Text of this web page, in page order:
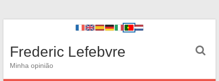
Frederic Lefebvre
Minha opinião